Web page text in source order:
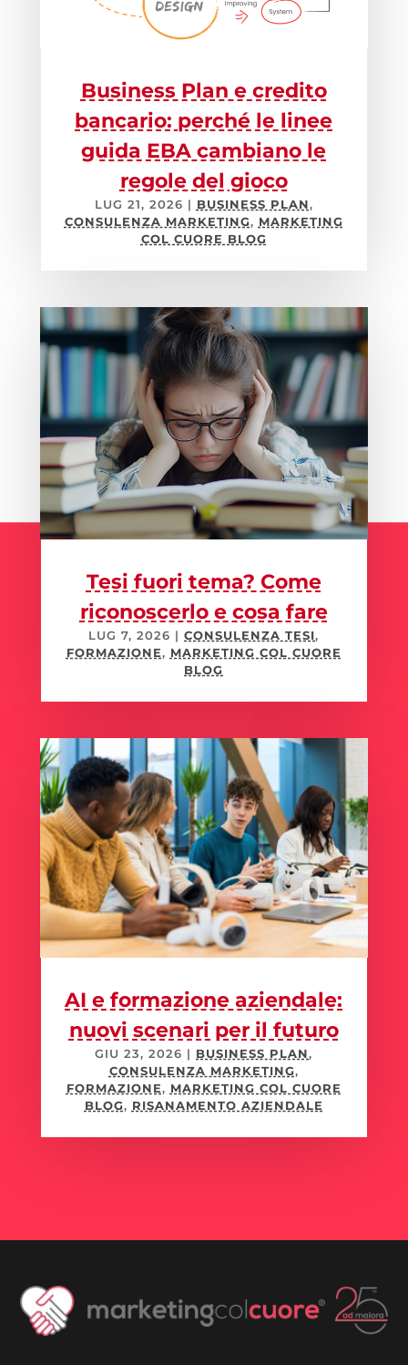
Business Plan e credito
bancario: perché le linee
guida EBA cambiano le
regole del gioco
LUG 21, 2026 | BUSINESS PLAN,
CONSULENZA MARKETING, MARKETING
COL CUORE BLOG
Tesi fuori tema? Come
riconoscerlo e cosa fare
LUG 7, 2026 |CONSULENZA TESI,
FORMAZIONE, MARKETING COL CUORE
BLOG
AI e formazione aziendale:
nuovi scenari per il futuro
GIU 23, 2026 | BUSINESS PLAN,
CONSULENZA MARKETING,
FORMAZIONE, MARKETING COL CUORE
BLOG, RISANAMENTO AZIENDALE